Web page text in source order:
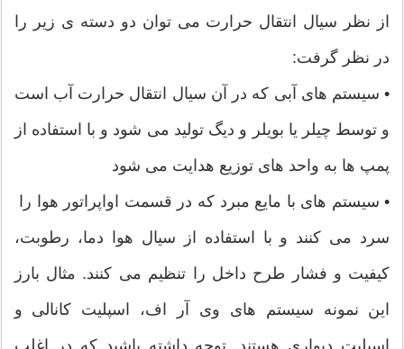
از نظر سیال انتقال حرارت می توان دو دسته ی زیر را
در نظر گرفت:
• سیستم های آبی که در آن سیال انتقال حرارت آب است
و توسط چیلر یا بویلر و دیگ تولید می شود و با استفاده از
پمپ ها به واحد های توزیع هدایت می شود
• سیستم های با مایع مبرد که در قسمت اواپراتور هوا را
سرد می کنند و با استفاده از سیال هوا دما، رطوبت،
کیفیت و فشار طرح داخل را تنظیم می کنند. مثال بارز
این نمونه سیستم های وی آر اف، اسپلیت کانالی و
اسپلیت دیواری هستند. توجه داشته باشید که در اغلب